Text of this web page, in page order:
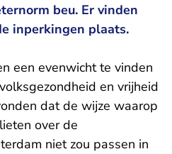
beu. Er vinden
inperkingen plaats.
een evenwicht te vinden
en vrijheid
dat de wijze waarop
over de
niet zou passen in